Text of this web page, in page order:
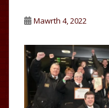
Mawrth 4, 2022